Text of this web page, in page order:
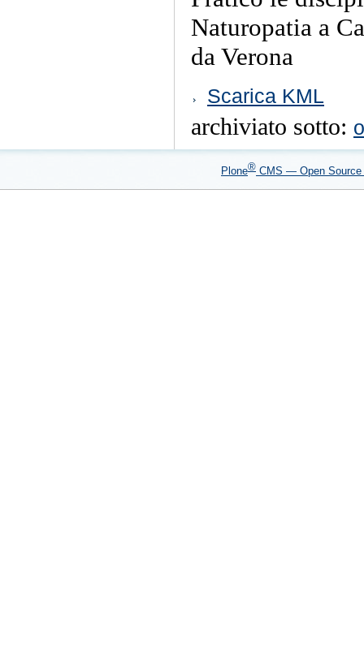
Naturopatia a
da Verona
sul
documento
Scarica KML
archiviato sotto:
Plone® CMS — Open Source